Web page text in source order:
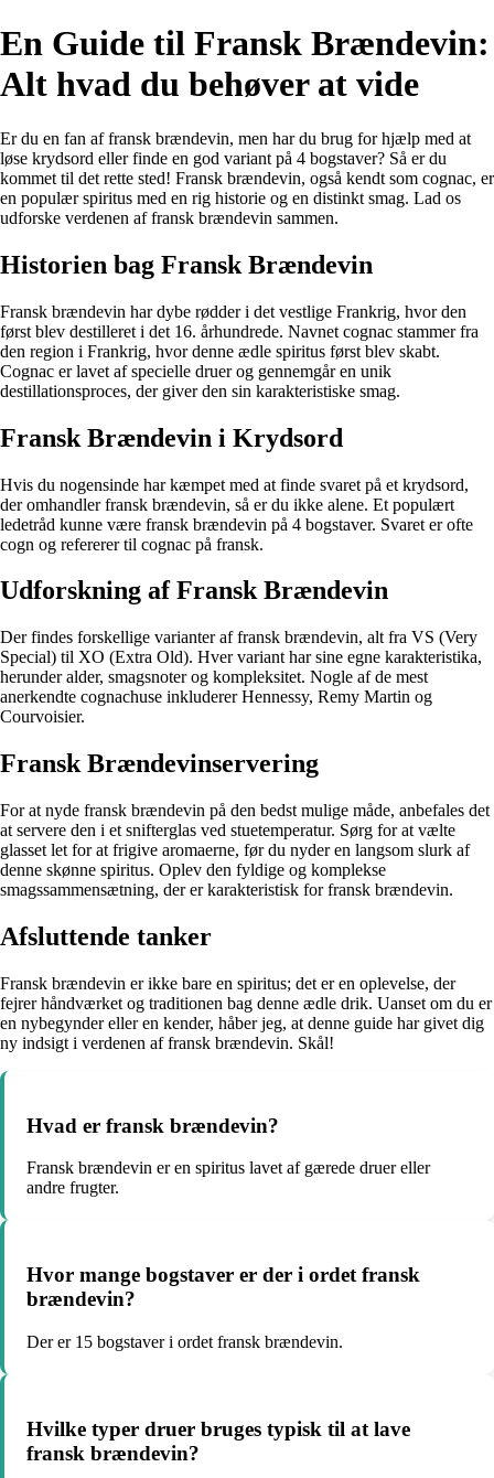
En Guide til Fransk Brændevin:
Alt hvad du behøver at vide
Er du en fan af fransk brændevin, men har du brug for hjælp med at
løse krydsord eller finde en god variant på 4 bogstaver? Så er du
kommet til det rette sted! Fransk brændevin, også kendt som cognac, er
en populær spiritus med en rig historie og en distinkt smag. Lad os
udforske verdenen af fransk brændevin sammen.
Historien bag Fransk Brændevin
Fransk brændevin har dybe rødder i det vestlige Frankrig, hvor den
først blev destilleret i det 16. århundrede. Navnet cognac stammer fra
den region i Frankrig, hvor denne ædle spiritus først blev skabt.
Cognac er lavet af specielle druer og gennemgår en unik
destillationsproces, der giver den sin karakteristiske smag.
Fransk Brændevin i Krydsord
Hvis du nogensinde har kæmpet med at finde svaret på et krydsord,
der omhandler fransk brændevin, så er du ikke alene. Et populært
ledetråd kunne være fransk brændevin på 4 bogstaver. Svaret er ofte
cogn og refererer til cognac på fransk.
Udforskning af Fransk Brændevin
Der findes forskellige varianter af fransk brændevin, alt fra VS (Very
Special) til XO (Extra Old). Hver variant har sine egne karakteristika,
herunder alder, smagsnoter og kompleksitet. Nogle af de mest
anerkendte cognachuse inkluderer Hennessy, Remy Martin og
Courvoisier.
Fransk Brændevinservering
For at nyde fransk brændevin på den bedst mulige måde, anbefales det
at servere den i et snifterglas ved stuetemperatur. Sørg for at vælte
glasset let for at frigive aromaerne, før du nyder en langsom slurk af
denne skønne spiritus. Oplev den fyldige og komplekse
smagssammensætning, der er karakteristisk for fransk brændevin.
Afsluttende tanker
Fransk brændevin er ikke bare en spiritus; det er en oplevelse, der
fejrer håndværket og traditionen bag denne ædle drik. Uanset om du er
en nybegynder eller en kender, håber jeg, at denne guide har givet dig
ny indsigt i verdenen af fransk brændevin. Skål!
Hvad er fransk brændevin?
Fransk brændevin er en spiritus lavet af gærede druer eller
andre frugter.
Hvor mange bogstaver er der i ordet fransk
brændevin?
Der er 15 bogstaver i ordet fransk brændevin.
Hvilke typer druer bruges typisk til at lave
fransk brændevin?